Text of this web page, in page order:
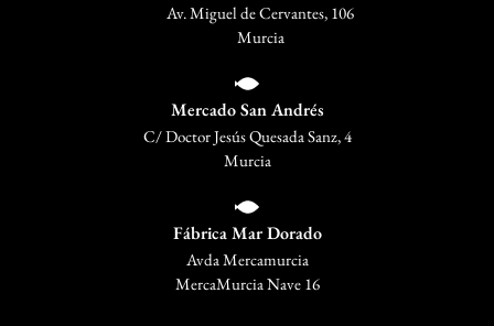
Av. Miguel de Cervantes, 106
Murcia
Mercado San Andrés
C/ Doctor Jesús Quesada Sanz, 4
Murcia
Fábrica Mar Dorado
Avda Mercamurcia
MercaMurcia Nave 16